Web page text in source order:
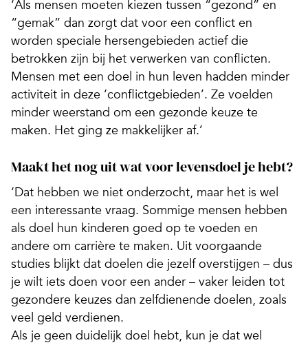
‘Als mensen moeten kiezen tussen “gezond” en
“gemak” dan zorgt dat voor een conflict en
worden speciale hersengebieden actief die
betrokken zijn bij het verwerken van conflicten.
Mensen met een doel in hun leven hadden minder
activiteit in deze ‘conflictgebieden’. Ze voelden
minder weerstand om een gezonde keuze te
maken. Het ging ze makkelijker af.’
Maakt het nog uit wat voor levensdoel je hebt?
‘Dat hebben we niet onderzocht, maar het is wel
een interessante vraag. Sommige mensen hebben
als doel hun kinderen goed op te voeden en
andere om carrière te maken. Uit voorgaande
studies blijkt dat doelen die jezelf overstijgen – dus
je wilt iets doen voor een ander – vaker leiden tot
gezondere keuzes dan zelfdienende doelen, zoals
veel geld verdienen.
Als je geen duidelijk doel hebt, kun je dat wel